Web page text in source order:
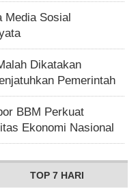
Media Sosial
Dikatakan
Pemerintah
BBM Perkuat
Ekonomi Nasional
TOP 7 HARI